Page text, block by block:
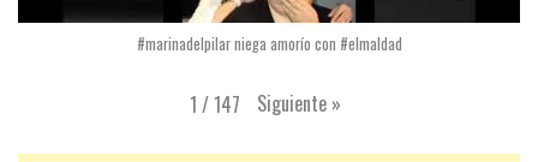
#marinadelpilar niega amorío con #elmaldad
1 /147 Siguiente »